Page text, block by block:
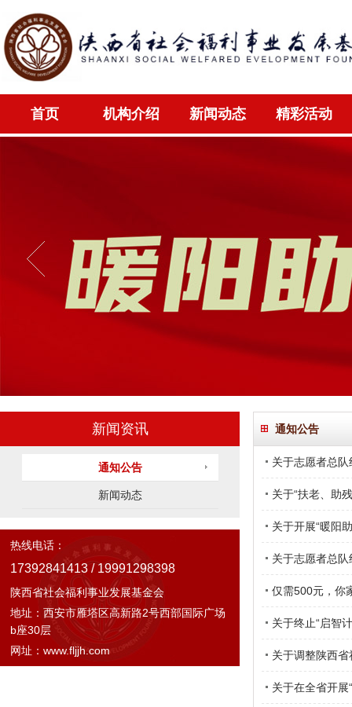
首页 机构介绍 新闻动态 精彩活动
新闻资讯
通知公告
新闻动态
热线电话：
17392841413 / 19991298398
陕西省社会福利事业发展基金会
地址：西安市雁塔区高新路2号西部国际广场
b座30层
网址：www.fljjh.com
通知公告
关于志愿者总
关于“扶老、助
关于开展“暖阳
关于志愿者总
仅需500元，你
关于终止“启智
关于调整陕西
关于在全省开